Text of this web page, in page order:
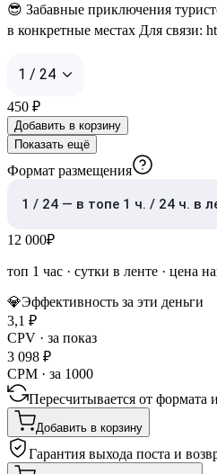
😎 Забавные приключения
в конкретные местах Для связи:
1 / 24
450 ₽
Добавить в корзину
Показать ещё
Формат размещения
1 / 24 — в топе 1 ч. / 24 ч. в
12 000₽
топ 1 час · сутки в ленте · цена
💎Эффективность за эти деньги
3,1 ₽
CPV · за показ
3 098 ₽
CPM · за 1000
Пересчитывается от формата
Добавить в корзину
Гарантия выхода поста и